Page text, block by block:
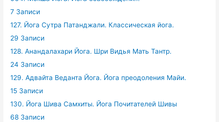
7 Записи
127. Йога Сутра Патанджали. Классическая йога.
29 Записи
128. Анандалахари Йога. Шри Видья Мать Тантр.
24 Записи
129. Адвайта Веданта Йога. Йога преодоления Майи.
15 Записи
130. Йога Шива Самхиты. Йога Почитателей Шивы
68 Записи